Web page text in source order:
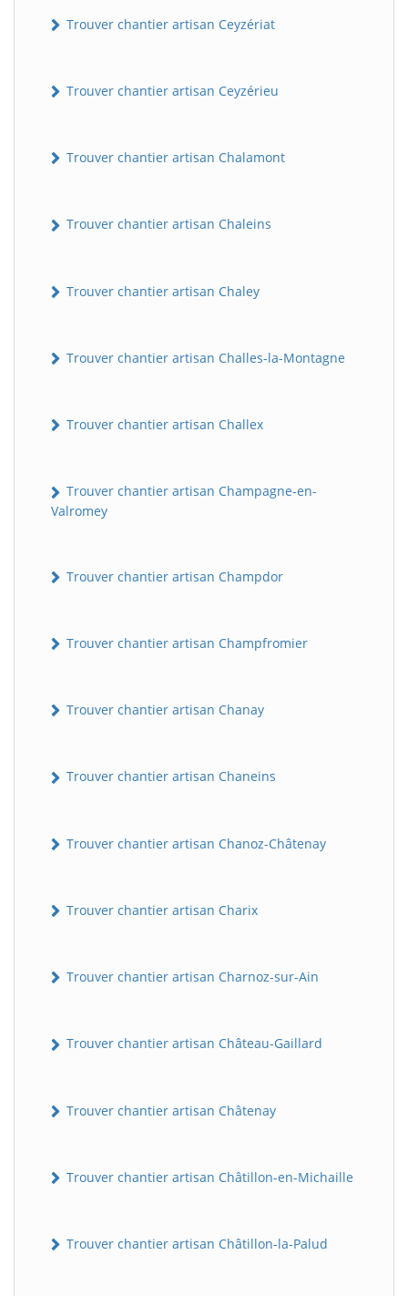
Trouver chantier artisan Ceyzériat
Trouver chantier artisan Ceyzérieu
Trouver chantier artisan Chalamont
Trouver chantier artisan Chaleins
Trouver chantier artisan Chaley
Trouver chantier artisan Challes-la-Montagne
Trouver chantier artisan Challex
Trouver chantier artisan Champagne-en-
Valromey
Trouver chantier artisan Champdor
Trouver chantier artisan Champfromier
Trouver chantier artisan Chanay
Trouver chantier artisan Chaneins
Trouver chantier artisan Chanoz-Châtenay
Trouver chantier artisan Charix
Trouver chantier artisan Charnoz-sur-Ain
Trouver chantier artisan Château-Gaillard
Trouver chantier artisan Châtenay
Trouver chantier artisan Châtillon-en-Michaille
Trouver chantier artisan Châtillon-la-Palud